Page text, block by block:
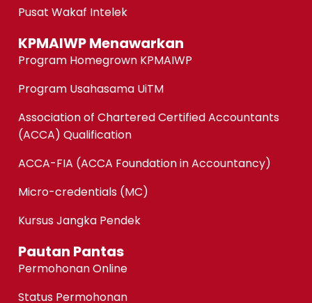
Pusat Wakaf Intelek
KPMAIWP Menawarkan
Program Homegrown KPMAIWP
Program Usahasama UiTM
Association of Chartered Certified Accountants
(ACCA) Qualification
ACCA-FIA (ACCA Foundation in Accountancy)
Micro-credentials (MC)
Kursus Jangka Pendek
Pautan Pantas
Permohonan Online
Status Permohonan